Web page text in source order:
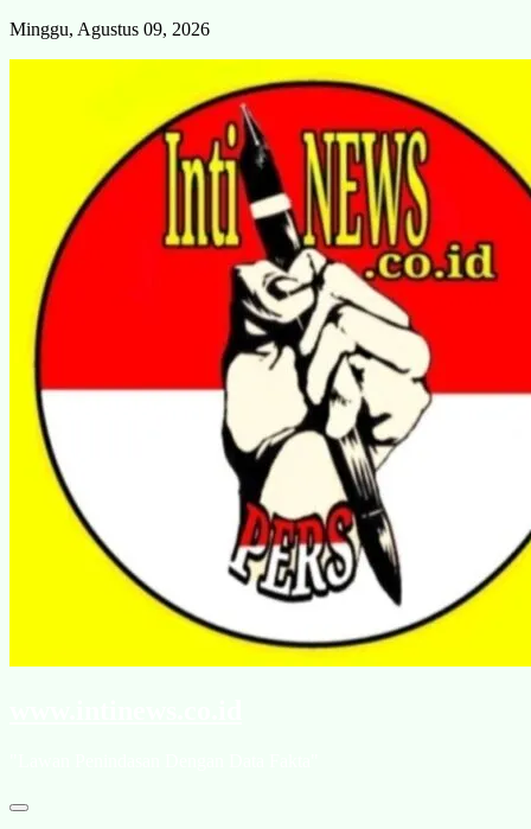
Skip
Minggu, Agustus 09, 2026